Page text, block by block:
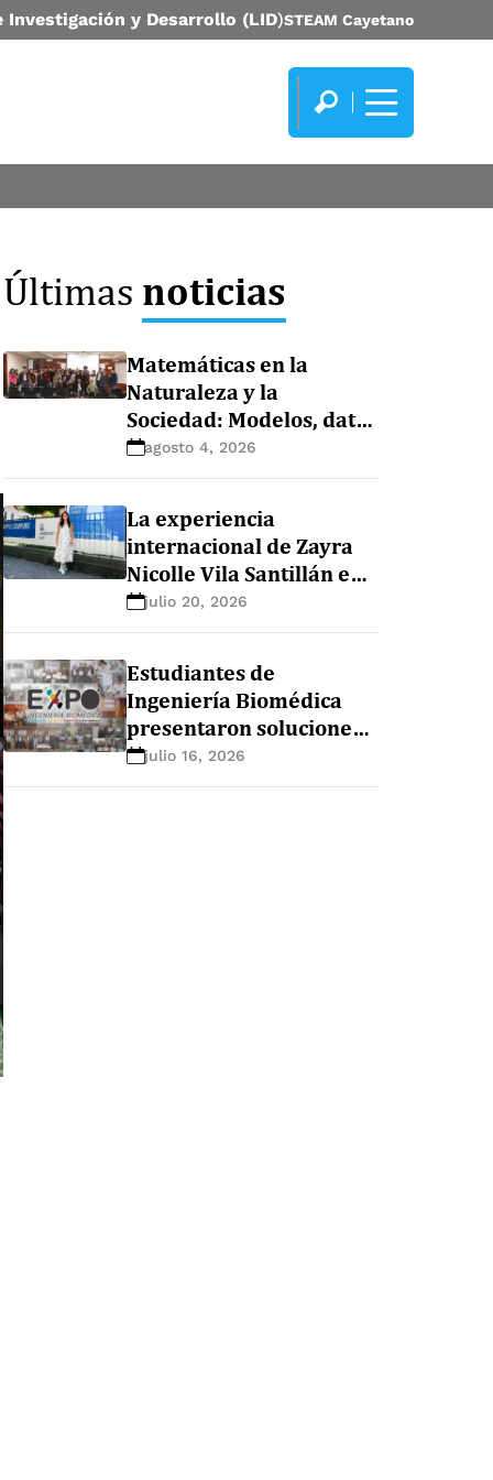
Investigación y Desarrollo (LID)STEAM Cayetano
Últimas noticias
Matemáticas en la
Naturaleza y la
Sociedad: Modelos, datos
y ecosistemas
agosto 4, 2026
La experiencia
internacional de Zayra
Nicolle Vila Santillán en
la maestría de nutrición
y sistemas alimentarios
(Bélgica)
julio 20, 2026
Estudiantes de
Ingeniería Biomédica
presentaron soluciones
innovadoras para el
sector salud durante la
julio 16, 2026